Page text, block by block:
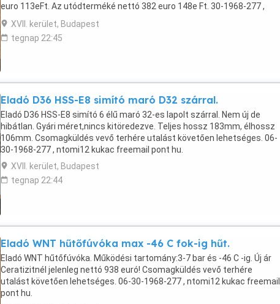
euro 113eFt. Az utódterméké nettó 382 euro 148e Ft. 30-1968-277 ,
ntomi12 kukac freemail pont ...
XVII. kerület, Budapest
tegnap 22:45
Eladó D36 HSS-E8 simító maró D32 szárral.
Eladó D36 HSS-E8 simító 6 élű maró 32-es lapolt szárral. Nem új de
hibátlan. Gyári méret,nincs kitöredezve. Teljes hossz 183mm, élhossz
106mm. Csomagküldés vevő terhére utalást követően lehetséges. 06-
30-1968-277 , ntomi12 kukac freemail pont hu.
XVII. kerület, Budapest
tegnap 22:44
Eladó WNT hűtőfúvóka max -46 C fok-ig hűt.
Eladó WNT hűtőfúvóka. Működési tartomány:3-7 bar és -46 C -ig. Új ár
Ceratizitnél jelenleg nettó 938 euró! Csomagküldés vevő terhére
utalást követően lehetséges. 06-30-1968-277 , ntomi12 kukac freemail
pont hu.